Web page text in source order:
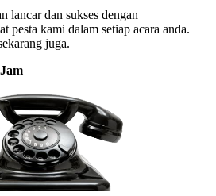
lancar dan sukses dengan
pesta kami dalam setiap acara anda.
juga.